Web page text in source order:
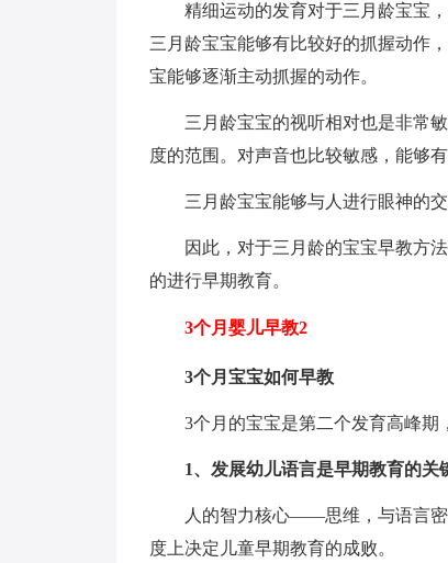
精细运动的发育对于三月龄宝宝
三月龄宝宝能够有比较好的抓握动作
宝能够逐渐主动抓握的动作。
三月龄宝宝的视听相对也是非常
度的范围。对声音也比较敏感，能够
三月龄宝宝能够与人进行眼神的
因此，对于三月龄的宝宝早教方
的进行早期教育。
3个月婴儿早教2
3个月宝宝如何早教
3个月的宝宝是第二个发育高峰期
1、发展幼儿语言是早期教育的关
人的智力核心——思维，与语言
度上决定儿童早期教育的成败。